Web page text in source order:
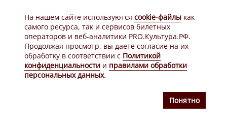
На нашем сайте используются cookie-файлы как
самого ресурса, так и сервисов билетных
операторов и веб-аналитики PRO.Культура.РФ.
Продолжая просмотр, вы даете согласие на их
обработку в соответствии с Политикой
конфиденциальности и правилами обработки
персональных данных.
Понятно